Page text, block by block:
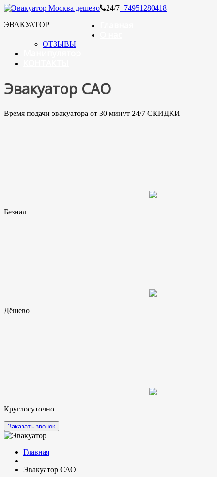
ЭВАКУАТОР
24/7+74951280418
ОТЗЫВЫ
Эвакуатор САО
Время подачи эвакуатора от 30 минут 24/7 СКИДКИ
Безнал
Дёшево
Круглосуточно
Заказать звонок
Главная
Эвакуатор САО